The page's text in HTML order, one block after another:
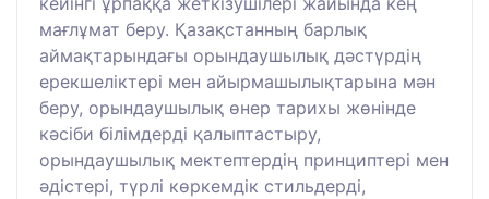
мағлұмат беру. Қазақстанның барлық
аймақтарындағы орындаушылық дәстүрдің
ерекшеліктері мен айырмашылықтарына мән
беру, орындаушылық өнер тарихы жөнінде
кәсіби білімдерді қалыптастыру,
орындаушылық мектептердің принциптері мен
әдістері, түрлі көркемдік стильдерді,